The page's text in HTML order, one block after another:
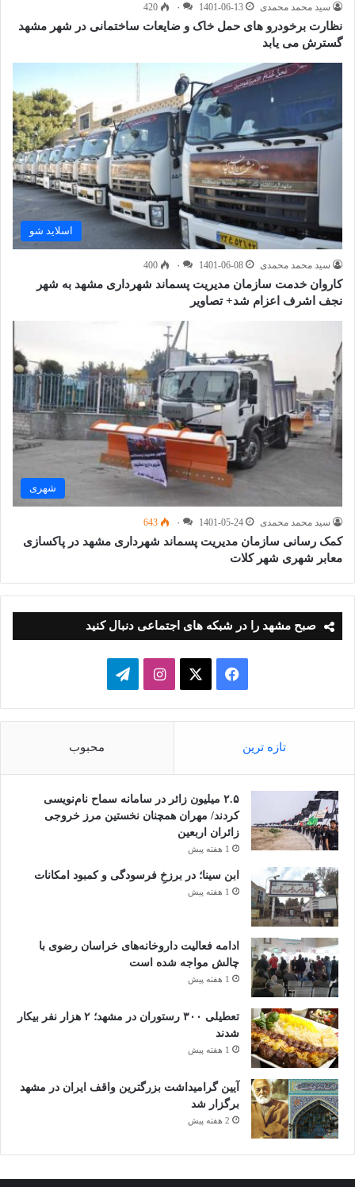
سید محمد محمدی 1401-06-13 ۰ 420
نظارت برخودرو های حمل خاک و ضایعات ساختمانی در شهر مشهد
گسترش می یابد
اسلاید شو
سید محمد محمدی 1401-06-08 ۰ 400
کاروان خدمت سازمان مدیریت پسماند شهرداری مشهد به شهر
نجف اشرف اعزام شد+ تصاویر
شهری
سید محمد محمدی 1401-05-24 ۰ 643
کمک رسانی سازمان مدیریت پسماند شهرداری مشهد در پاکسازی
معابر شهری شهر کلات
صبح مشهد را در شبکه های اجتماعی دنبال کنید
فیسبوک ایکساینستاگرامتلگرام
تازه ترین محبوب
۲.۵ میلیون زائر در سامانه سماح نام‌نویسی
کردند/ مهران همچنان نخستین مرز خروجی
زائران اربعین
1 هفته پیش
ابن سینا؛ در برزخِ فرسودگی و کمبود امکانات
1 هفته پیش
ادامه فعالیت داروخانه‌های خراسان رضوی با
چالش مواجه شده است
1 هفته پیش
تعطیلی ۳۰۰ رستوران در مشهد؛ ۲ هزار نفر بیکار
شدند
1 هفته پیش
آیین گرامیداشت بزرگترین واقف ایران در مشهد
برگزار شد
2 هفته پیش